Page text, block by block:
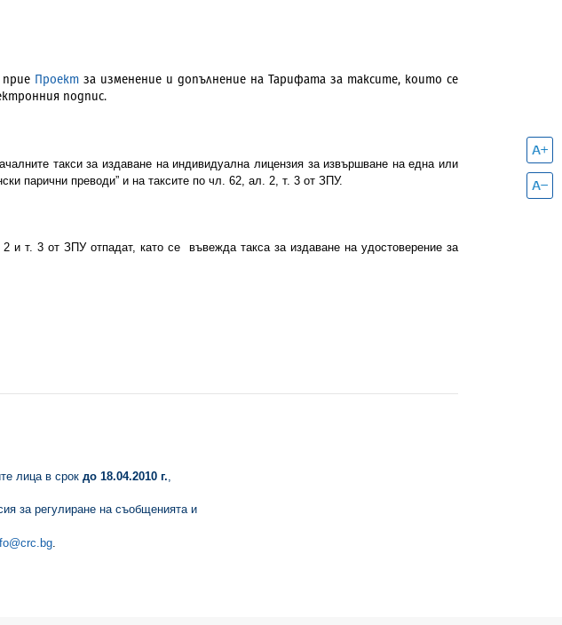
прие Проектза изменение и допълнение на Тарифата за таксите, които се
подпис.
такси за издаване на индивидуална лицензия за извършване на една или
парични преводи” и на таксите по чл. 62, ал. 2, т. 3 от ЗПУ.
и т. 3 от ЗПУ отпадат, като се въвежда такса за издаване на удостоверение за
лица в срок до 18.04.2010 г.
за регулиране на съобщенията и
.